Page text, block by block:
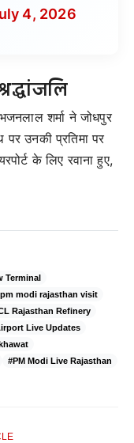
4, 2026
शर्मा ने जोधपुर
पर उनकी प्रतिमा पर
के लिए रवाना हुए,
Terminal
modi rajasthan visit
Rajasthan Refinery
Live Updates
#PM Modi Live Rajasthan